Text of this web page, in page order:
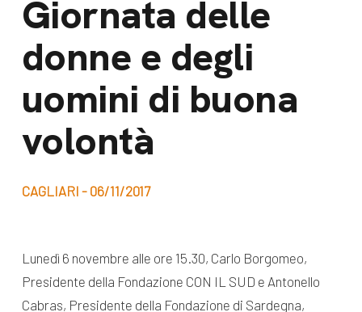
Giornata delle
donne e degli
uomini di buona
volontà
CAGLIARI - 06/11/2017
Lunedì 6 novembre alle ore 15.30, Carlo Borgomeo,
Presidente della Fondazione CON IL SUD e Antonello
Cabras, Presidente della Fondazione di Sardegna,
Lavora con noi
Bilancio di
missione
News e
appuntamenti
News
dal Sud
Campagne
Libri e
pubblicazioni